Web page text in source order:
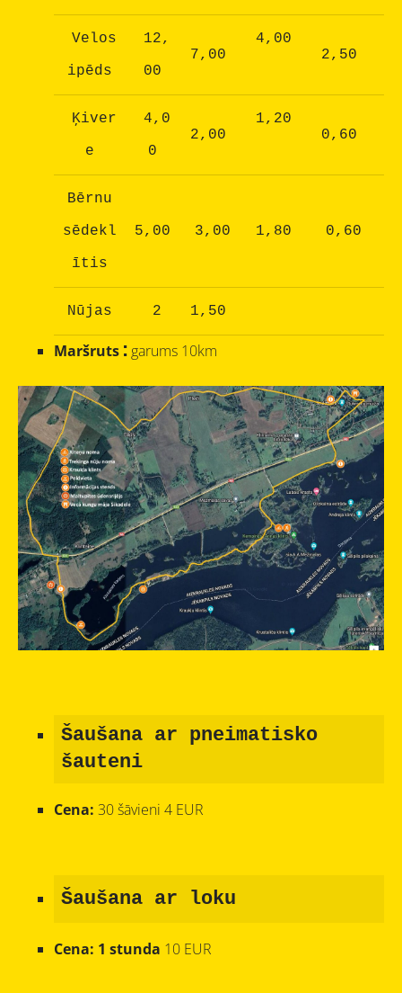
Velos
ipēds
12,
00
7,00
4,00
2,50
Ķiver
e
4,0
0
2,00
1,20
0,60
Bērnu
sēdekl
ītis
5,00 3,00 1,80 0,60
Nūjas 2 1,50
Maršruts : garums 10km
Šaušana ar pneimatisko
šauteni
Cena: 30 šāvieni 4 EUR
Šaušana ar loku
Cena: 1 stunda 10 EUR